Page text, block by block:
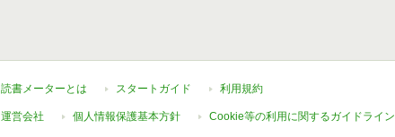
読書メーターとは スタートガイド 利用規約
運営会社 個人情報保護基本方針 Cookie等の利用に関するガイドライン